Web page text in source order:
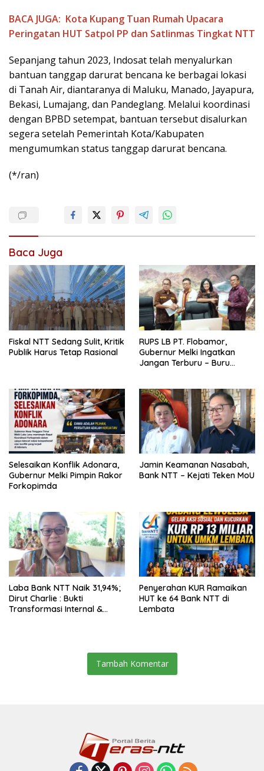
BACA JUGA: Kota Kupang Tuan Rumah Upacara
Peringatan HUT Satpol PP dan Satlinmas Tingkat NTT
Sepanjang tahun 2023, Indosat telah menyalurkan
bantuan tanggap darurat bencana ke berbagai lokasi
di Tanah Air, diantaranya di Maluku, Manado, Jayapura,
Bekasi, Lumajang, dan Pandeglang. Melalui koordinasi
dengan BPBD setempat, bantuan tersebut disalurkan
segera setelah Pemerintah Kota/Kabupaten
mengumumkan status tanggap darurat bencana.
(*/ran)
Baca Juga
Fiskal NTT Sedang Sulit, Kritik
Publik Harus Tetap Rasional
RUPS LB PT. Flobamor,
Gubernur Melki Ingatkan
Jangan Terburu – Buru
Selesaikan Konflik Adonara,
Gubernur Melki Pimpin Rakor
Forkopimda
Jamin Keamanan Nasabah,
Bank NTT – Kejati Teken MoU
Laba Bank NTT Naik 31,94%;
Dirut Charlie : Bukti
Transformasi Internal &
Penyerahan KUR Ramaikan
HUT ke 64 Bank NTT di
Lembata
Tambah Komentar